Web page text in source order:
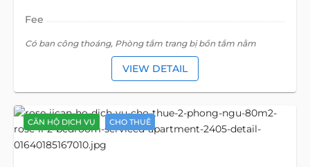
Fee
Có ban công thoáng, Phòng tắm trang bị bồn tắm nằm
VIEW DETAIL
CĂN HỘ DỊCH VỤ CHO THUÊ